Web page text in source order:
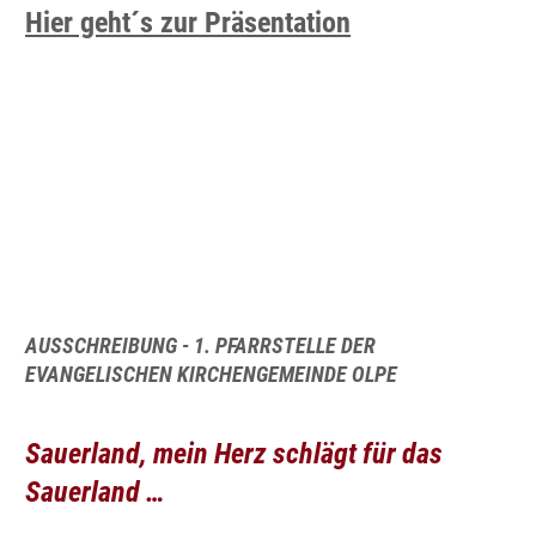
Hier geht´s zur Präsentation
AUSSCHREIBUNG - 1. PFARRSTELLE DER
EVANGELISCHEN KIRCHENGEMEINDE OLPE
Sauerland, mein Herz schlägt für das
Sauerland …